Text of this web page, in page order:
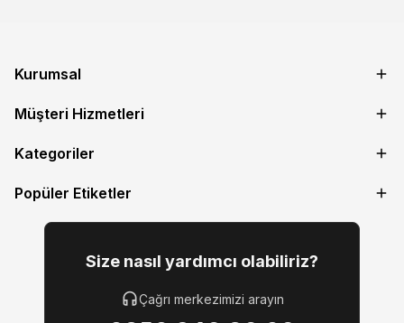
Kurumsal
Müşteri Hizmetleri
Kategoriler
Popüler Etiketler
Size nasıl yardımcı olabiliriz?
Çağrı merkezimizi arayın